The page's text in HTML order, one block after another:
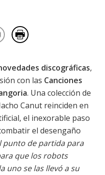
discográficas,
con las Canciones
. Una colección de
Canut reinciden en
el inexorable paso
el desengaño
punto de partida para
que los robots
uno se las llevó a su